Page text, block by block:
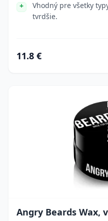
Vhodný pre všetky
tvrdšie.
11.8 €
Angry Beards Wax,